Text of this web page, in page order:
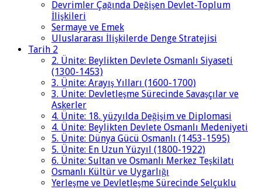
Devrimler Çağında Değişen Devlet-Toplum
İlişkileri
Sermaye ve Emek
Uluslararası İlişkilerde Denge Stratejisi
Tarih 2
2. Ünite: Beylikten Devlete Osmanlı Siyaseti
(1300-1453)
3. Ünite: Arayış Yılları (1600-1700)
3. Ünite: Devletleşme Sürecinde Savaşçılar ve
Askerler
4. Ünite: 18. yüzyılda Değişim ve Diplomasi
4. Ünite: Beylikten Devlete Osmanlı Medeniyeti
5. Ünite: Dünya Gücü Osmanlı (1453-1595)
5. Ünite: En Uzun Yüzyıl (1800-1922)
6. Ünite: Sultan ve Osmanlı Merkez Teşkilatı
Osmanlı Kültür ve Uygarlığı
Yerleşme ve Devletleşme Sürecinde Selçuklu